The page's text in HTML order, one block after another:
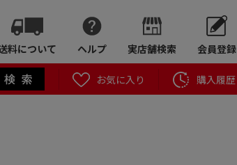
料について ヘルプ 実店舗検索 会員登録
お気に入り 購入履歴